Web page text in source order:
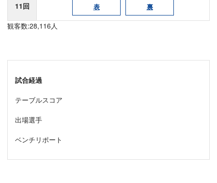
11回 表 裏
観客数:28,116人
試合経過
テーブルスコア
出場選手
ベンチリポート